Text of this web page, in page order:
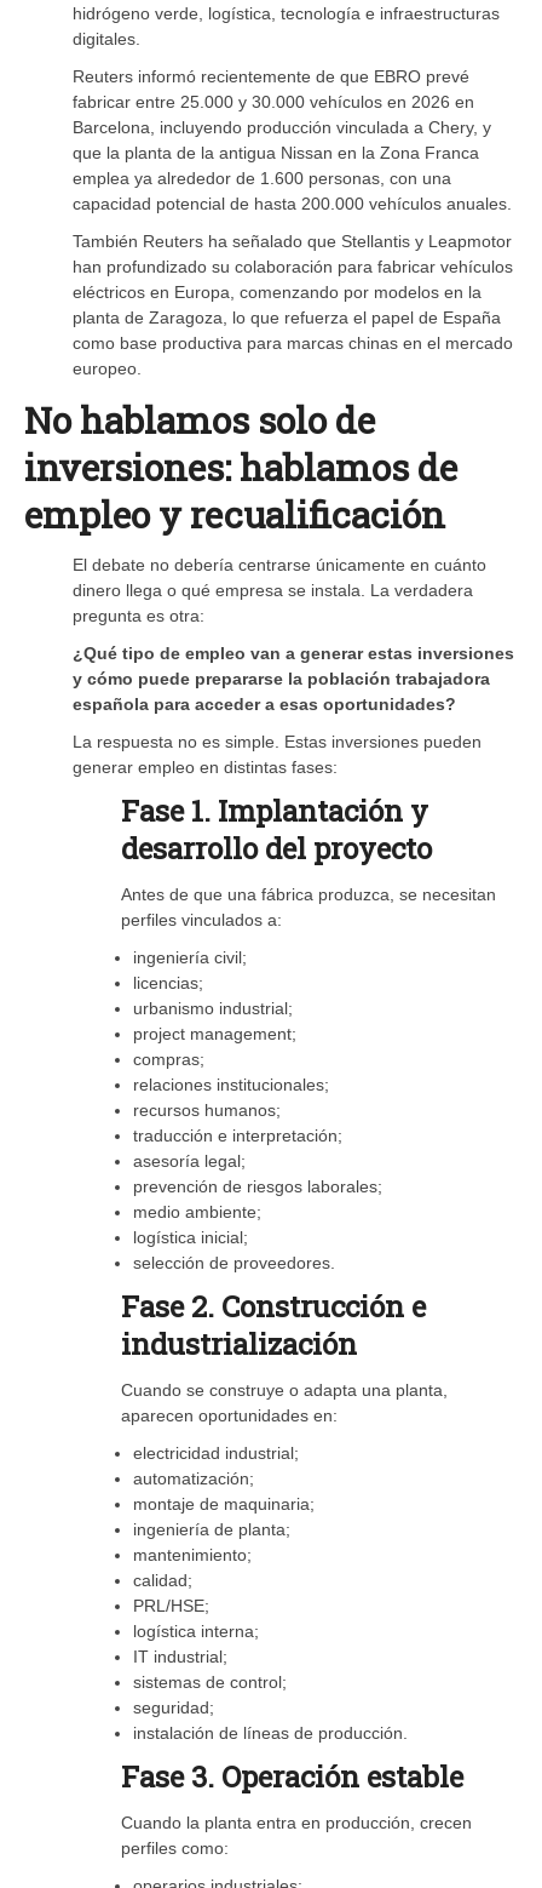
hidrógeno verde, logística, tecnología e infraestructuras
digitales.
Reuters informó recientemente de que EBRO prevé
fabricar entre 25.000 y 30.000 vehículos en 2026 en
Barcelona, incluyendo producción vinculada a Chery, y
que la planta de la antigua Nissan en la Zona Franca
emplea ya alrededor de 1.600 personas, con una
capacidad potencial de hasta 200.000 vehículos anuales.
También Reuters ha señalado que Stellantis y Leapmotor
han profundizado su colaboración para fabricar vehículos
eléctricos en Europa, comenzando por modelos en la
planta de Zaragoza, lo que refuerza el papel de España
como base productiva para marcas chinas en el mercado
europeo.
No hablamos solo de
inversiones: hablamos de
empleo y recualificación
El debate no debería centrarse únicamente en cuánto
dinero llega o qué empresa se instala. La verdadera
pregunta es otra:
¿Qué tipo de empleo van a generar estas inversiones
y cómo puede prepararse la población trabajadora
española para acceder a esas oportunidades?
La respuesta no es simple. Estas inversiones pueden
generar empleo en distintas fases:
Fase 1. Implantación y
desarrollo del proyecto
Antes de que una fábrica produzca, se necesitan
perfiles vinculados a:
ingeniería civil;
licencias;
urbanismo industrial;
project management;
compras;
relaciones institucionales;
recursos humanos;
traducción e interpretación;
asesoría legal;
prevención de riesgos laborales;
medio ambiente;
logística inicial;
selección de proveedores.
Fase 2. Construcción e
industrialización
Cuando se construye o adapta una planta,
aparecen oportunidades en:
electricidad industrial;
automatización;
montaje de maquinaria;
ingeniería de planta;
mantenimiento;
calidad;
PRL/HSE;
logística interna;
IT industrial;
sistemas de control;
seguridad;
instalación de líneas de producción.
Fase 3. Operación estable
Cuando la planta entra en producción, crecen
perfiles como: